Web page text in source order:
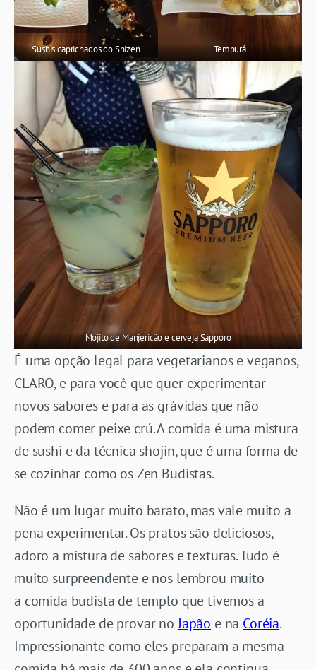
Sushis caprichados do Shizen Tempurá
Mojito de Manjericão e cerveja Sapporo
É uma opção legal para vegetarianos e veganos,
CLARO, e para você que quer experimentar
novos sabores e para as grávidas que não
podem comer peixe crú. A comida é uma mistura
de sushi e da técnica shojin, que é uma forma de
se cozinhar como os Zen Budistas.
Não é um lugar muito barato, mas vale muito a
pena experimentar. Os pratos são deliciosos,
adoro a mistura de sabores e texturas. Tudo é
muito surpreendente e nos lembrou muito
a comida budista de templo que tivemos a
oportunidade de provar noJapão e na Coréia.
Impressionante como eles preparam a mesma